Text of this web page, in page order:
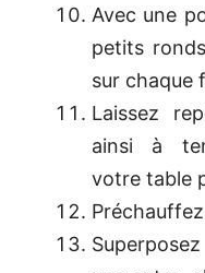
Avec une
petits
sur chaque
Laissez
ainsi à
votre table